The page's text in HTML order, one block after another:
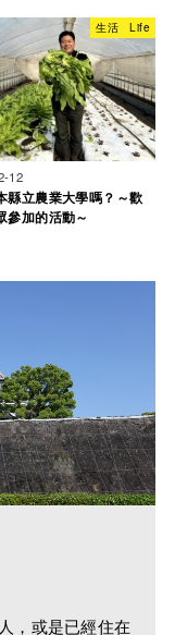
生活 Life
12
縣立農業大學嗎？～歡
參加的活動～
，或是已經住在